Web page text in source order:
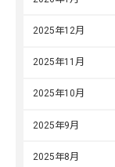
2025年12月
2025年11月
2025年10月
2025年9月
2025年8月